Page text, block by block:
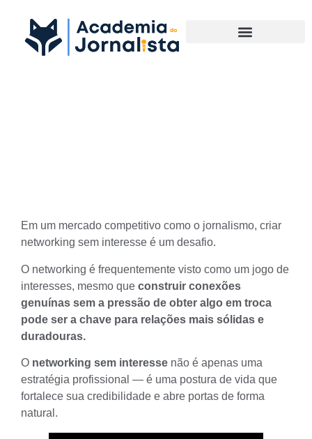
Em um mercado competitivo como o jornalismo, criar
networking sem interesse é um desafio.
O networking é frequentemente visto como um jogo de
interesses, mesmo que construir conexões
genuínas sem a pressão de obter algo em troca
pode ser a chave para relações mais sólidas e
duradouras.
O networking sem interesse não é apenas uma
estratégia profissional — é uma postura de vida que
fortalece sua credibilidade e abre portas de forma
natural.